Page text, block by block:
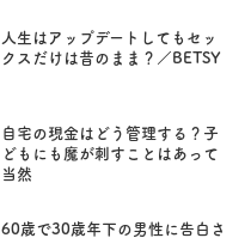
人生はアップデートしてもセッ
クスだけは昔のまま？／BETSY
自宅の現金はどう管理する？子
どもにも魔が刺すことはあって
当然
60歳で30歳年下の男性に告白さ